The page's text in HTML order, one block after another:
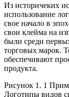
Из историчеких
использование
свое начало в
свои клейма на
были среди
торговых марок.
обеспечивают
продукта.
Рисунок 1. 1
Логотипы видов